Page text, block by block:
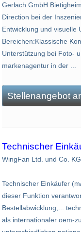
Gerlach GmbH
Direction bei der
Entwicklung und visuelle
Bereichen:Klassische
Unterstützung bei Foto-
markenagentur in der ...
Stellenangebot
Technischer
WingFan Ltd. und Co.
Technischer Einkäufer
dieser Funktion
Bestellabwicklung;...
als internationaler oem-